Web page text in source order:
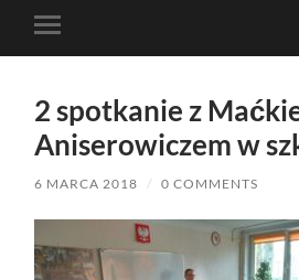
Toggle
mobile
2 spotkanie z
Aniserowiczem w
6 MARCA 2018 / 0 COMMENTS